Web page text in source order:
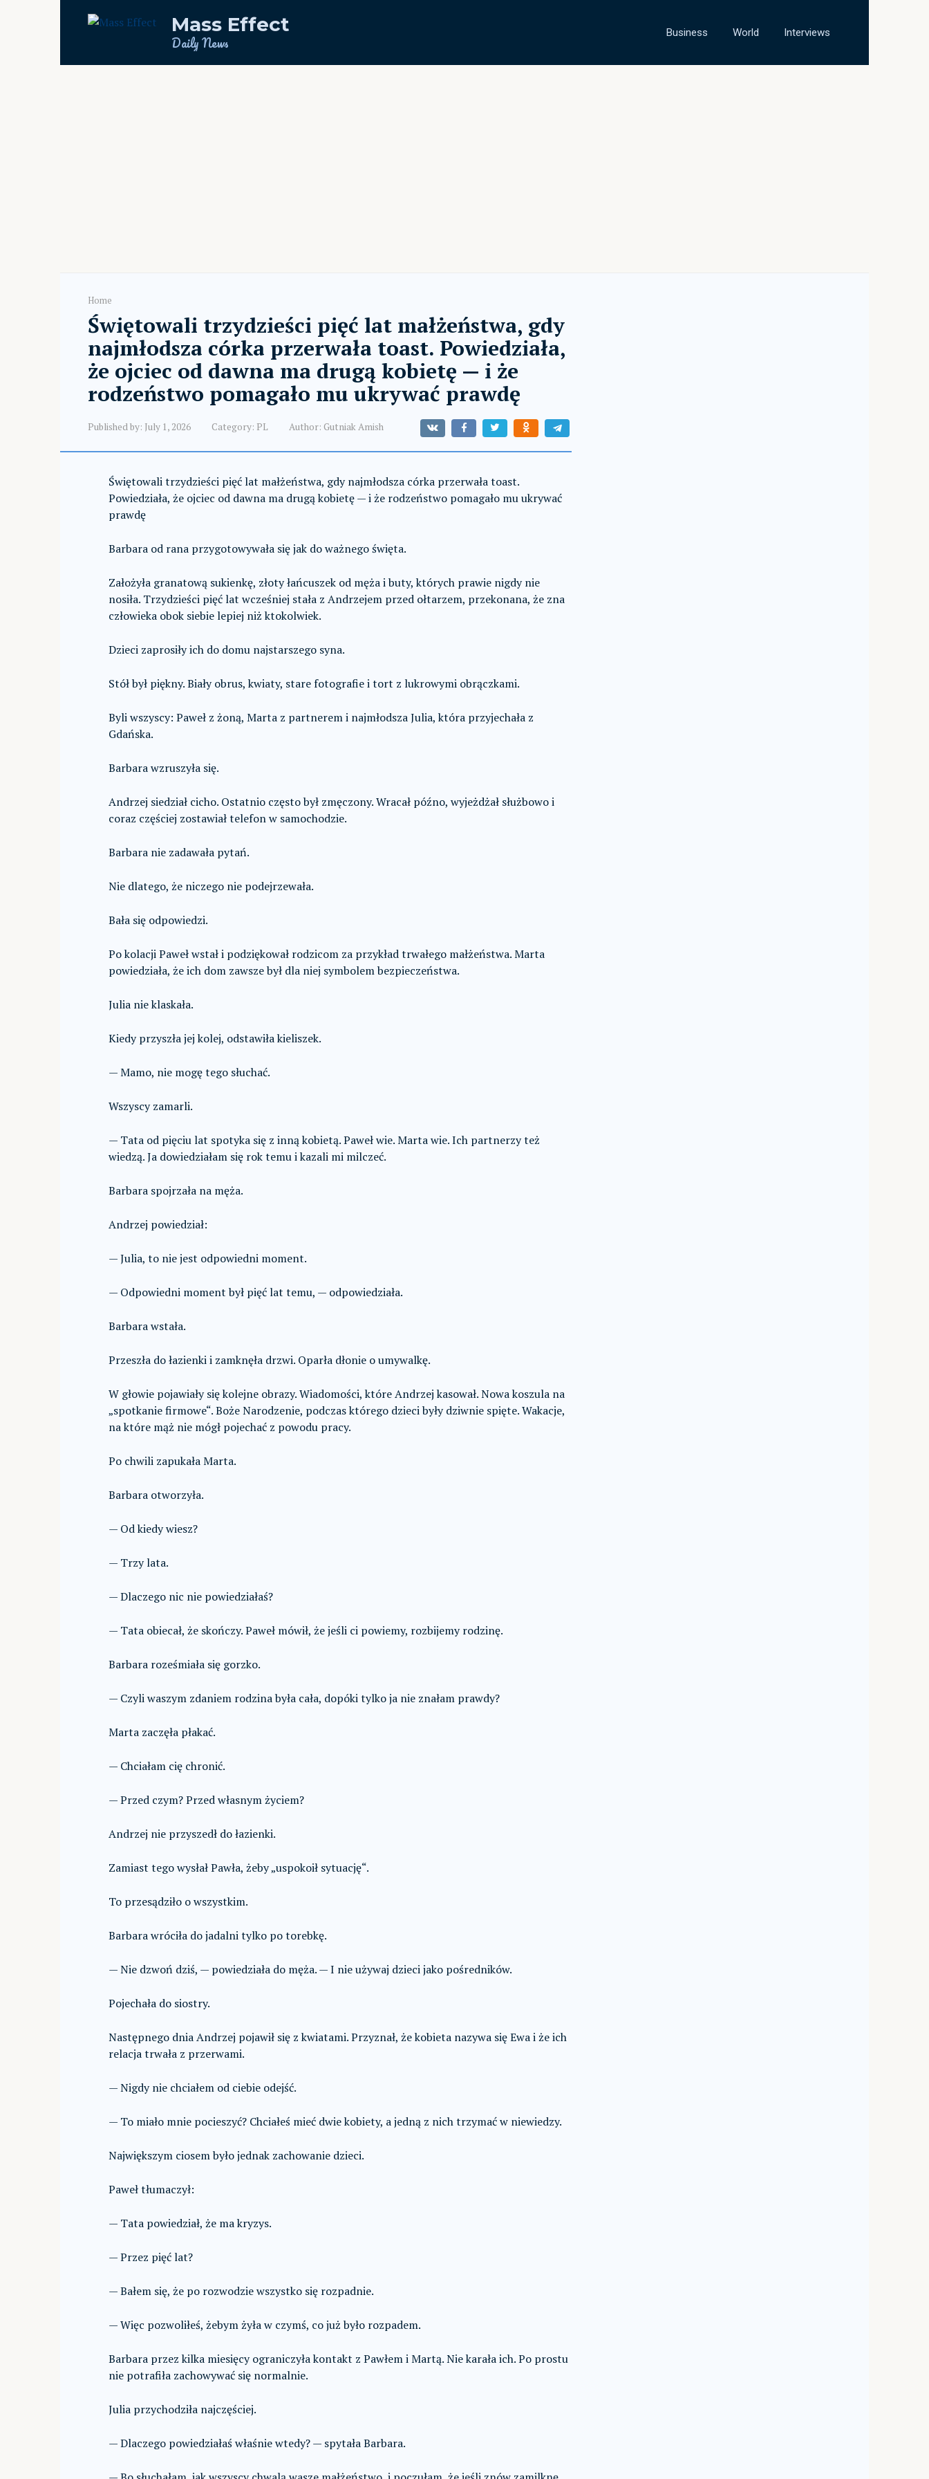
Mass Effect
Daily News
Business World Interviews
Home
Świętowali trzydzieści pięć lat małżeństwa, gdy
najmłodsza córka przerwała toast. Powiedziała,
że ojciec od dawna ma drugą kobietę — i że
rodzeństwo pomagało mu ukrywać prawdę
Published by: July 1, 2026 Category: PL Author: Gutniak Amish
Świętowali trzydzieści pięć lat małżeństwa, gdy najmłodsza córka przerwała toast.
Powiedziała, że ojciec od dawna ma drugą kobietę — i że rodzeństwo pomagało mu ukrywać
prawdę
Barbara od rana przygotowywała się jak do ważnego święta.
Założyła granatową sukienkę, złoty łańcuszek od męża i buty, których prawie nigdy nie
nosiła. Trzydzieści pięć lat wcześniej stała z Andrzejem przed ołtarzem, przekonana, że zna
człowieka obok siebie lepiej niż ktokolwiek.
Dzieci zaprosiły ich do domu najstarszego syna.
Stół był piękny. Biały obrus, kwiaty, stare fotografie i tort z lukrowymi obrączkami.
Byli wszyscy: Paweł z żoną, Marta z partnerem i najmłodsza Julia, która przyjechała z
Gdańska.
Barbara wzruszyła się.
Andrzej siedział cicho. Ostatnio często był zmęczony. Wracał późno, wyjeżdżał służbowo i
coraz częściej zostawiał telefon w samochodzie.
Barbara nie zadawała pytań.
Nie dlatego, że niczego nie podejrzewała.
Bała się odpowiedzi.
Po kolacji Paweł wstał i podziękował rodzicom za przykład trwałego małżeństwa. Marta
powiedziała, że ich dom zawsze był dla niej symbolem bezpieczeństwa.
Julia nie klaskała.
Kiedy przyszła jej kolej, odstawiła kieliszek.
— Mamo, nie mogę tego słuchać.
Wszyscy zamarli.
— Tata od pięciu lat spotyka się z inną kobietą. Paweł wie. Marta wie. Ich partnerzy też
wiedzą. Ja dowiedziałam się rok temu i kazali mi milczeć.
Barbara spojrzała na męża.
Andrzej powiedział:
— Julia, to nie jest odpowiedni moment.
— Odpowiedni moment był pięć lat temu, — odpowiedziała.
Barbara wstała.
Przeszła do łazienki i zamknęła drzwi. Oparła dłonie o umywalkę.
W głowie pojawiały się kolejne obrazy. Wiadomości, które Andrzej kasował. Nowa koszula na
„spotkanie firmowe“. Boże Narodzenie, podczas którego dzieci były dziwnie spięte. Wakacje,
na które mąż nie mógł pojechać z powodu pracy.
Po chwili zapukała Marta.
Barbara otworzyła.
— Od kiedy wiesz?
— Trzy lata.
— Dlaczego nic nie powiedziałaś?
— Tata obiecał, że skończy. Paweł mówił, że jeśli ci powiemy, rozbijemy rodzinę.
Barbara roześmiała się gorzko.
— Czyli waszym zdaniem rodzina była cała, dopóki tylko ja nie znałam prawdy?
Marta zaczęła płakać.
— Chciałam cię chronić.
— Przed czym? Przed własnym życiem?
Andrzej nie przyszedł do łazienki.
Zamiast tego wysłał Pawła, żeby „uspokoił sytuację“.
To przesądziło o wszystkim.
Barbara wróciła do jadalni tylko po torebkę.
— Nie dzwoń dziś, — powiedziała do męża. — I nie używaj dzieci jako pośredników.
Pojechała do siostry.
Następnego dnia Andrzej pojawił się z kwiatami. Przyznał, że kobieta nazywa się Ewa i że ich
relacja trwała z przerwami.
— Nigdy nie chciałem od ciebie odejść.
— To miało mnie pocieszyć? Chciałeś mieć dwie kobiety, a jedną z nich trzymać w niewiedzy.
Największym ciosem było jednak zachowanie dzieci.
Paweł tłumaczył:
— Tata powiedział, że ma kryzys.
— Przez pięć lat?
— Bałem się, że po rozwodzie wszystko się rozpadnie.
— Więc pozwoliłeś, żebym żyła w czymś, co już było rozpadem.
Barbara przez kilka miesięcy ograniczyła kontakt z Pawłem i Martą. Nie karała ich. Po prostu
nie potrafiła zachowywać się normalnie.
Julia przychodziła najczęściej.
— Dlaczego powiedziałaś właśnie wtedy? — spytała Barbara.